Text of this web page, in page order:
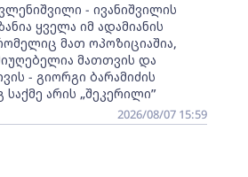
- ივანიშვილის
ყველა იმ ადამიანის
მათ ოპოზიციაშია,
მათთვის და
- გიორგი ბარამიძის
საქმე არის „შეკერილი”
2026/08/07 15:59